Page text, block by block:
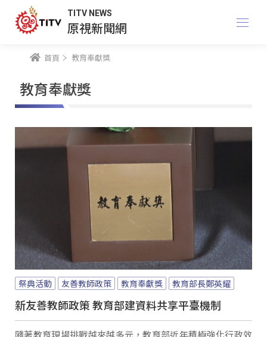
TITV NEWS
原視新聞網
首頁 教育奉獻獎
教育奉獻獎
祭典活動 友善教師政策 教育奉獻獎 教育部長鄭英耀
新友善教師政策 教育部建資料共享平臺機制
隨著教育現場挑戰越來越多元，教育部近年積極強化行政效